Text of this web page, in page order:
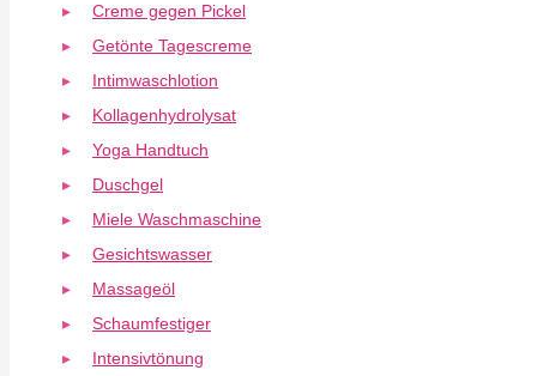
Creme gegen Pickel
Getönte Tagescreme
Intimwaschlotion
Kollagenhydrolysat
Yoga Handtuch
Duschgel
Miele Waschmaschine
Gesichtswasser
Massageöl
Schaumfestiger
Intensivtönung